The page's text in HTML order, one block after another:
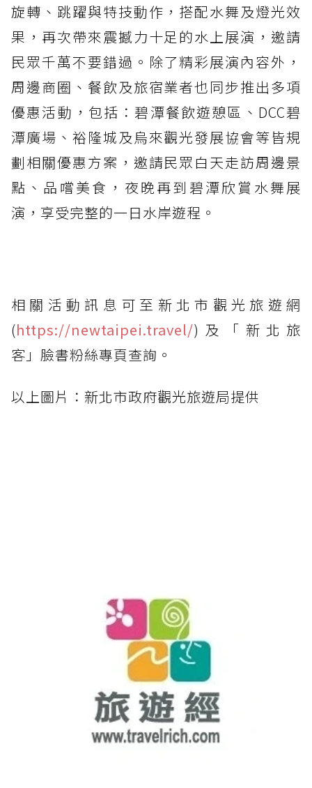
旋轉、跳躍與特技動作，搭配水舞及燈光效
果，再次帶來震撼力十足的水上展演，邀請
民眾千萬不要錯過。除了精彩展演內容外，
周邊商圈、餐飲及旅宿業者也同步推出多項
優惠活動，包括：碧潭餐飲遊憩區、DCC碧
潭廣場、裕隆城及烏來觀光發展協會等皆規
劃相關優惠方案，邀請民眾白天走訪周邊景
點、品嚐美食，夜晚再到碧潭欣賞水舞展
演，享受完整的一日水岸遊程。
相關活動訊息可至新北市觀光旅遊網
(https://newtaipei.travel/)及「新北旅
客」臉書粉絲專頁查詢。
以上圖片：新北市政府觀光旅遊局提供